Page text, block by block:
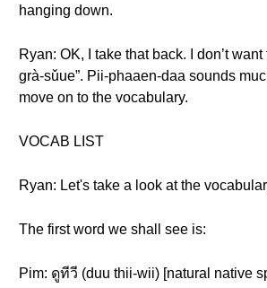
hanging down.
Ryan: OK, I take that back. I don’t want
grà-sǔue”. Pii-phaaen-daa sounds
move on to the vocabulary.
VOCAB LIST
Ryan: Let's take a look at the
The first word we shall see is:
Pim: ดูทีวี (duu thii-wii) [natural native